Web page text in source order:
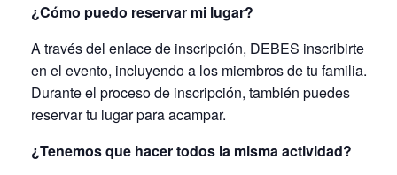
¿Cómo puedo reservar mi lugar?
A través del enlace de inscripción, DEBES inscribirte
en el evento, incluyendo a los miembros de tu familia.
Durante el proceso de inscripción, también puedes
reservar tu lugar para acampar.
¿Tenemos que hacer todos la misma actividad?